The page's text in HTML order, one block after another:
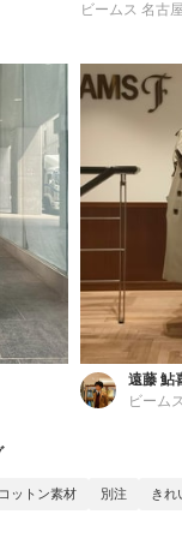
ビームス 名古屋
遠藤 鮎
ビーム
コットン素材 別注 きれ